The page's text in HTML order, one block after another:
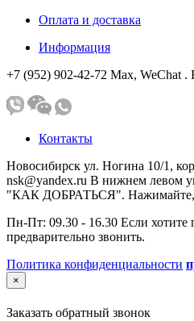
Оплата и доставка
Информация
+7 (952) 902-42-72 Мах, WeChat .
Контакты
Новосибирск ул. Ногина 10/1,
nsk@yandex.ru В нижнем левом
"КАК ДОБРАТЬСЯ". Нажимайте,
Пн-Пт: 09.30 - 16.30 Если хотите
предварительно звонить.
Политика конфиденциальности
×
Заказать обратный звонок